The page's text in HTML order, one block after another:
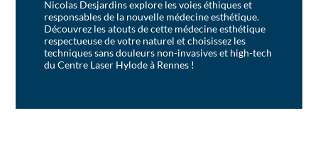
Nicolas Desjardins explore les voies éthiques et
responsables de la nouvelle médecine esthétique.
Découvrez les atouts de cette médecine esthétique
respectueuse de votre naturel et choisissez les
techniques sans douleurs non-invasives et high-tech
du Centre Laser Hylode à Rennes !